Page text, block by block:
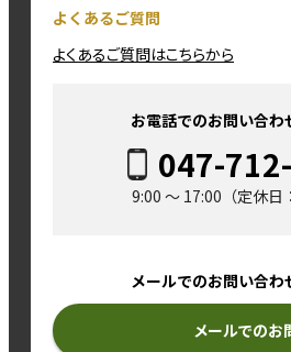
よくあるご質問
よくあるご質問はこちらから
お電話でのお問い合わ
047-
9:00 ～ 17:00（定休日
メールでのお問い合わ
メールでのお